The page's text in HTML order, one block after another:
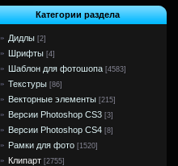
Категории раздела
Дидлы [2]
Шрифты [4]
Шаблон для фотошопа [4583]
Текстуры [86]
Векторные элементы [215]
Версии Photoshop CS3 [3]
Версии Photoshop CS4 [8]
Рамки для фото [1520]
Клипарт [2755]